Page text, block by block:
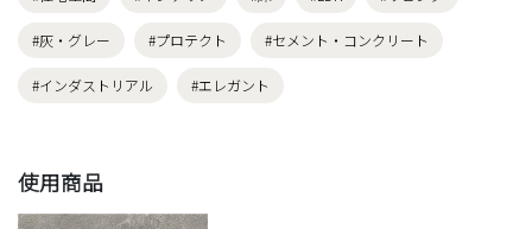
#灰・グレー #プロテクト #セメント・コンクリート
#インダストリアル #エレガント
使用商品